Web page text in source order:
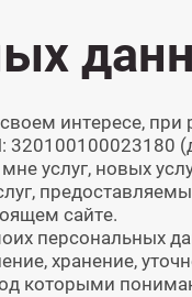
интересе,
услуг, новых
сайте.
персональных
хранение,
которыми